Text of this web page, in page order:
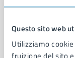
Questo sito web
Utilizziamo
fruizione del sito
Notizie
Avvisi
Comunicati